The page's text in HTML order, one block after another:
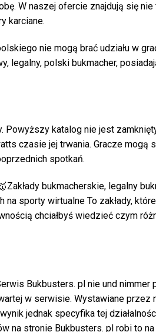
W naszej ofercie znajdują się
karciane.
nie mogą brać udziału w
legalny, polski bukmacher,
katalog nie jest
czasie jej trwania. Gracze mogą
spotkań.
bukmacherskie, legalny
sporty wirtualne To zakłady,
chciałbyś wiedzieć czym
Bukbusters. pl nie und
w serwisie. Wystawiane przez
jednak specyfika tej
na stronie Bukbusters. pl robi to